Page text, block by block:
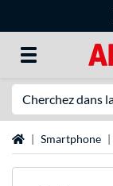
Page d'accueil
Smartphone